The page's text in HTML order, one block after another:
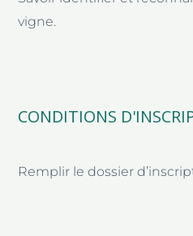
vigne.
CONDITIONS
Remplir le dossier